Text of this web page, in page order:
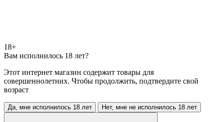
18+
Вам исполнилось 18 лет?
Этот интернет магазин содержит товары для
совершеннолетних. Чтобы продолжить, подтвердите свой
возраст
Да, мне исполнилось 18 лет Нет, мне не исполнилось 18 лет